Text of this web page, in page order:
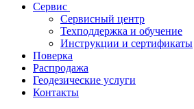
Сервис
Сервисный центр
Техподдержка и обучение
Инструкции и сертификаты
Поверка
Распродажа
Геодезические услуги
Контакты